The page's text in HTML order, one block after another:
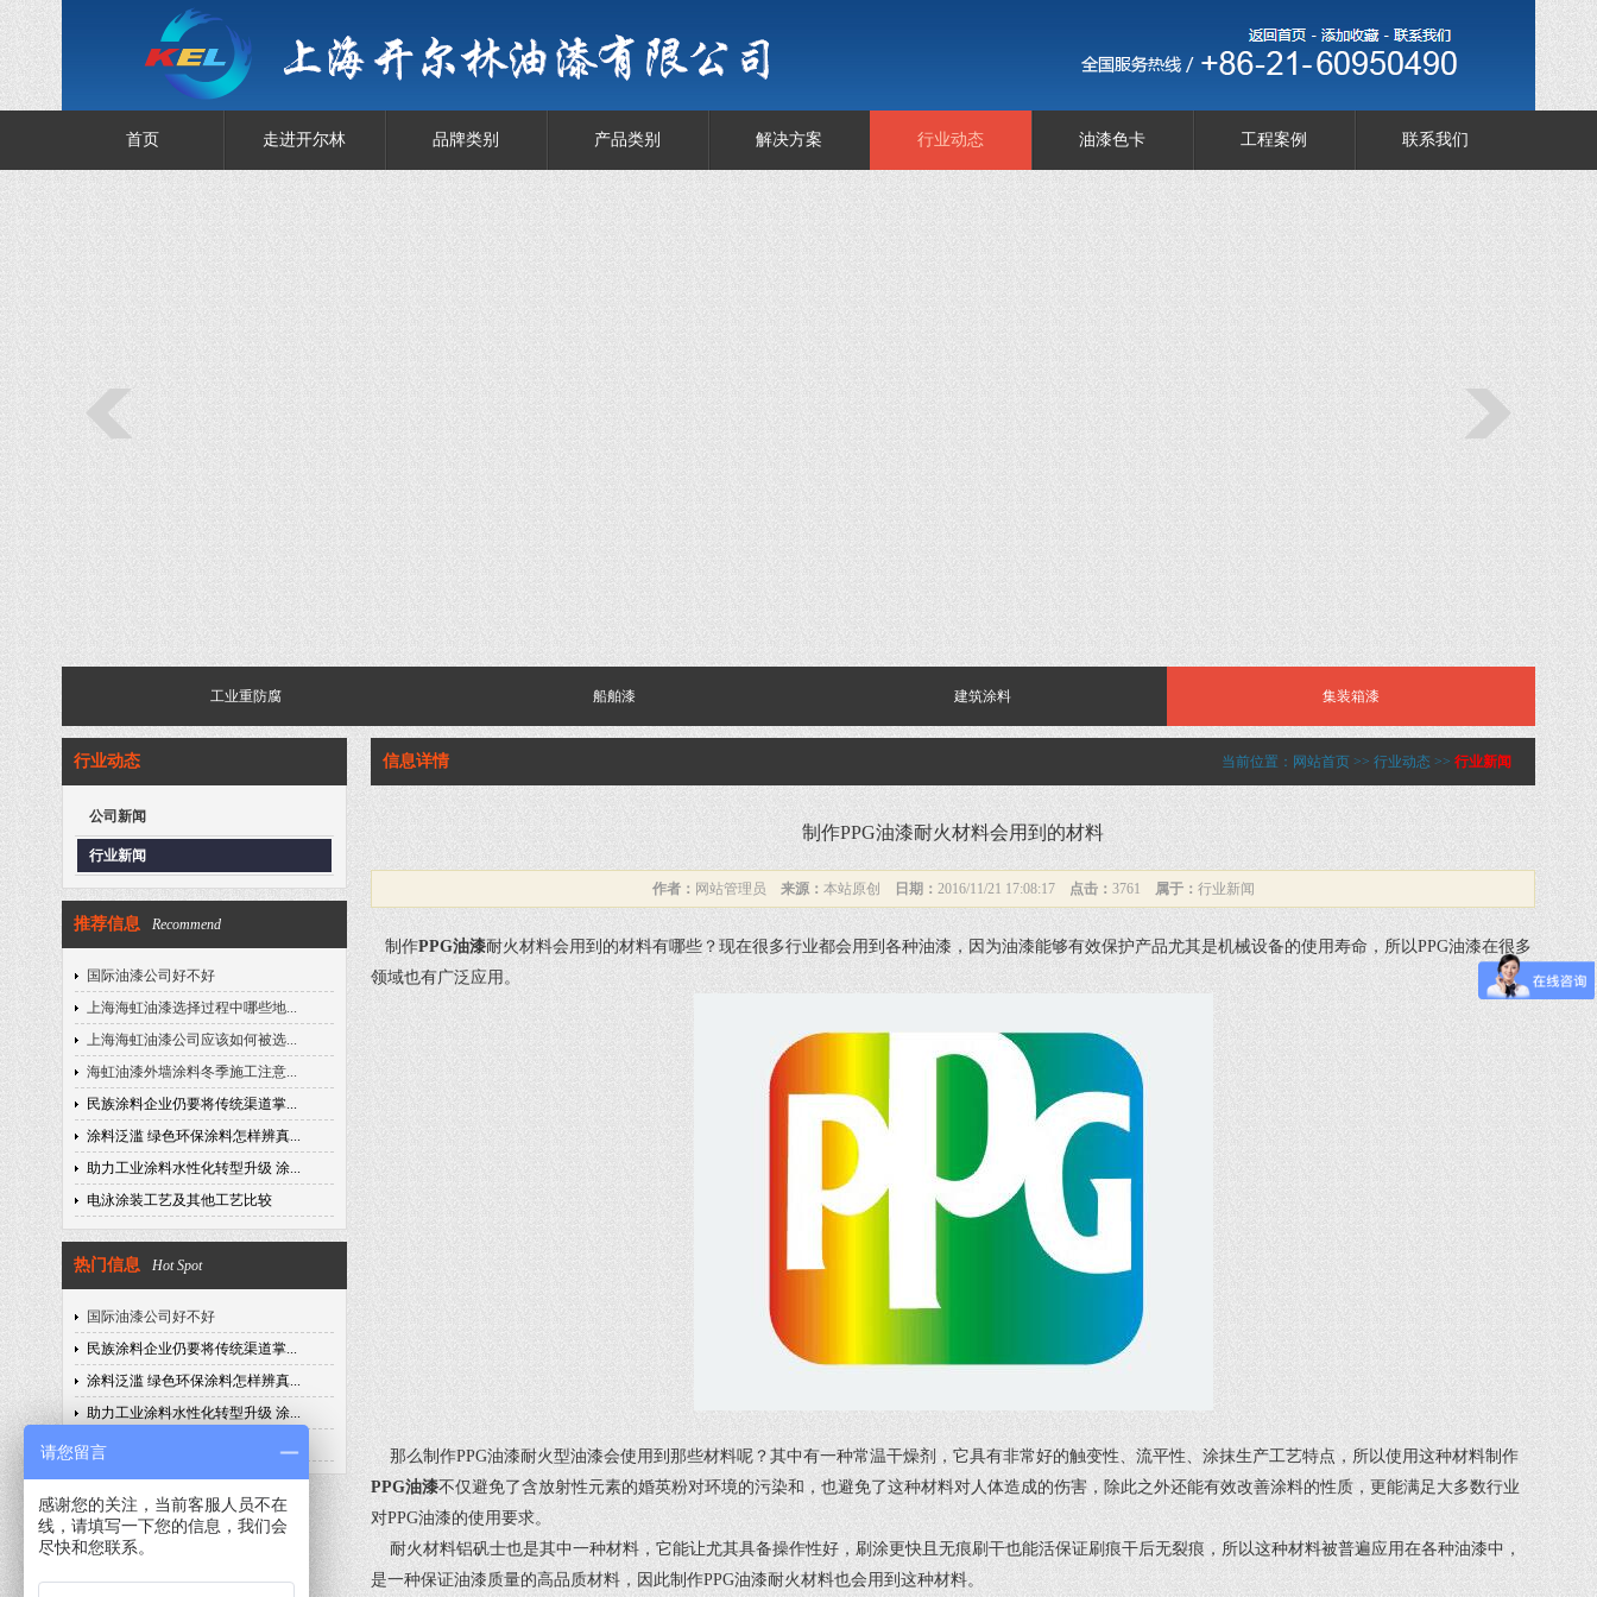
首页 走进开尔林 品牌类别 产品类别 解决方案 行业动态 油漆色卡 工程案例 联系我们
工业重防腐 船舶漆 建筑涂料 集装箱漆
行业动态
公司新闻
行业新闻
推荐信息 Recommend
国际油漆公司好不好
上海海虹油漆选择过程中哪些地...
上海海虹油漆公司应该如何被选...
海虹油漆外墙涂料冬季施工注意...
民族涂料企业仍要将传统渠道掌...
涂料泛滥 绿色环保涂料怎样辨真...
助力工业涂料水性化转型升级 涂...
电泳涂装工艺及其他工艺比较
热门信息 Hot Spot
国际油漆公司好不好
民族涂料企业仍要将传统渠道掌...
涂料泛滥 绿色环保涂料怎样辨真...
助力工业涂料水性化转型升级 涂...
电泳涂装工艺及其他工艺比较
当前位置： 网站首页 >> 行业动态 >> 行业新闻
信息详情
制作PPG油漆耐火材料会用到的材料
作者： 网站管理员 来源： 本站原创 日期： 2016/11/21 17:08:17 点击： 3761 属于： 行业新闻
制作PPG油漆耐火材料会用到的材料有哪些？现在很多行业都会用到各种油漆，因为油漆能够有效保护产品尤其是机械设备的使用寿命，所以PPG油漆在很多
领域也有广泛应用。
那么制作PPG油漆耐火型油漆会使用到那些材料呢？其中有一种常温干燥剂，它具有非常好的触变性、流平性、涂抹生产工艺特点，所以使用这种材料制作
PPG油漆不仅避免了含放射性元素的婚英粉对环境的污染和，也避免了这种材料对人体造成的伤害，除此之外还能有效改善涂料的性质，更能满足大多数行业
对PPG油漆的使用要求。
耐火材料铝矾士也是其中一种材料，它能让尤其具备操作性好，刷涂更快且无痕刷干也能活保证刷痕干后无裂痕，所以这种材料被普遍应用在各种油漆中，
是一种保证油漆质量的高品质材料，因此制作PPG油漆耐火材料也会用到这种材料。
请您留言
感谢您的关注，当前客服人员不在
线，请填写一下您的信息，我们会
尽快和您联系。